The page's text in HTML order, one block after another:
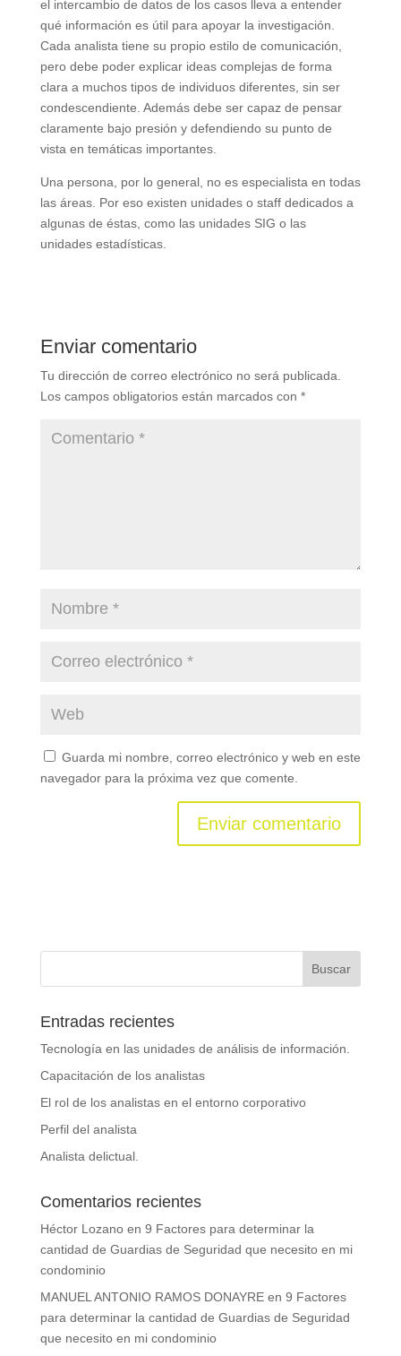
el intercambio de datos de los casos lleva a entender
qué información es útil para apoyar la investigación.
Cada analista tiene su propio estilo de comunicación,
pero debe poder explicar ideas complejas de forma
clara a muchos tipos de individuos diferentes, sin ser
condescendiente. Además debe ser capaz de pensar
claramente bajo presión y defendiendo su punto de
vista en temáticas importantes.
Una persona, por lo general, no es especialista en todas
las áreas. Por eso existen unidades o staff dedicados a
algunas de éstas, como las unidades SIG o las
unidades estadísticas.
Enviar comentario
Tu dirección de correo electrónico no será publicada.
Los campos obligatorios están marcados con *
Guarda mi nombre, correo electrónico y web en este
navegador para la próxima vez que comente.
Entradas recientes
Tecnología en las unidades de análisis de información.
Capacitación de los analistas
El rol de los analistas en el entorno corporativo
Perfil del analista
Analista delictual.
Comentarios recientes
Héctor Lozanoen 9 Factores para determinar la
cantidad de Guardias de Seguridad que necesito en mi
condominio
MANUEL ANTONIO RAMOS DONAYREen 9 Factores
para determinar la cantidad de Guardias de Seguridad
que necesito en mi condominio